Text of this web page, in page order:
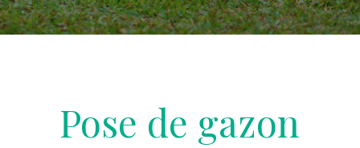
Pose de gazon